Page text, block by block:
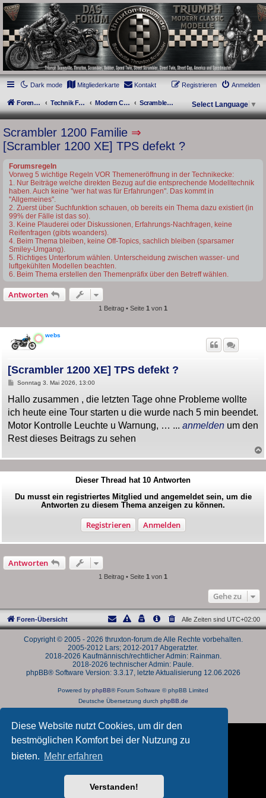
Diese Website nutzt Cookies, um dir den
bestmöglichen Komfort bei der Nutzung zu
bieten. Mehr erfahren
Verstanden!
thruxton-forum.de
DAS FORUM! Alles rund um die Triumph Modern Classic Modelle. Das Forum für
die New Bonneville Baureihen ab BJ 2001. Triumph Bonneville, Thruxton,
Scrambler, Bobber, Speed Twin, Street Scrambler, Street Twin, Street Cup, America
und Speedmaster.
Dark mode
Mitgliederkarte Kontakt Anmelden
Registrieren
Foren-Übersicht Technik Forum Modern Classics - Baujahre ab 2016 [LC] Scrambler 1200 Familie Select Language ▼
Scrambler 1200 Familie ⇒
[Scrambler 1200 XE] TPS defekt ?
Forumsregeln
Vorweg 5 wichtige Regeln VOR Themeneröffnung in der Technikecke:
1. Nur Beiträge welche direkten Bezug auf die entsprechende Modelltechnik
haben. Auch keine "wer hat was für Erfahrungen". Das kommt in
"Allgemeines".
2. Zuerst über Suchfunktion schauen, ob bereits ein Thema dazu existiert (in
99% der Fälle ist das so).
3. Keine Plauderei oder Diskussionen, Erfahrungs-Nachfragen, keine
Reifenfragen (gibts woanders).
4. Beim Thema bleiben, keine Off-Topics, sachlich bleiben (sparsamer
Smiley-Umgang).
5. Richtiges Unterforum wählen. Unterscheidung zwischen wasser- und
luftgekühlten Modellen beachten.
6. Beim Thema erstellen den Themenpräfix über den Betreff wählen.
Antworten
1 Beitrag • Seite 1 von 1
webs
[Scrambler 1200 XE] TPS defekt ?
B
i
t
r
a
g
Sonntag 3. Mai 2026, 13:00
Hallo zusammen , die letzten Tage ohne Probleme wollte
ich heute eine Tour starten u die wurde nach 5 min beendet.
Motor Kontrolle Leuchte u Warnung, … ... anmelden um den
Rest dieses Beitrags zu sehen
Dieser Thread hat 10 Antworten
Du musst ein registriertes Mitglied und angemeldet sein, um die
Antworten zu diesem Thema anzeigen zu können.
Registrieren Anmelden
Antworten
1 Beitrag • Seite 1 von 1
Gehe zu
Foren-Übersicht Alle Zeiten sind UTC+02:00
Copyright © 2005 - 2026 thruxton-forum.de Alle Rechte vorbehalten.
2005-2012 Lars; 2012-2017 Abgeratzter.
2018-2026 Kaufmännisch/rechtlicher Admin: Rainman.
2018-2026 technischer Admin: Paule.
phpBB® Software Version: 3.3.17, letzte Aktualisierung 12.06.2026
Powered by phpBB® Forum Software © phpBB Limited
Deutsche Übersetzung durch phpBB.de